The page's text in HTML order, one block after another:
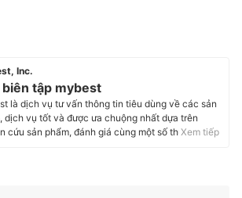
Inc.
biên tập mybest
là dịch vụ tư vấn thông tin tiêu dùng về các sản
dịch vụ tốt và được ưa chuộng nhất dựa trên
cứu sản phẩm, đánh giá cùng một số thựcXem tiếp